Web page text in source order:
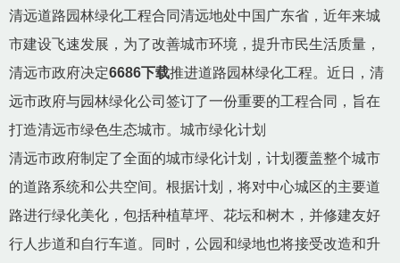
清远道路园林绿化工程合同清远地处中国广东省，近年来城
市建设飞速发展，为了改善城市环境，提升市民生活质量，
清远市政府决定6686下载推进道路园林绿化工程。近日，清
远市政府与园林绿化公司签订了一份重要的工程合同，旨在
打造清远市绿色生态城市。城市绿化计划
清远市政府制定了全面的城市绿化计划，计划覆盖整个城市
的道路系统和公共空间。根据计划，将对中心城区的主要道
路进行绿化美化，包括种植草坪、花坛和树木，并修建友好
行人步道和自行车道。同时，公园和绿地也将接受改造和升